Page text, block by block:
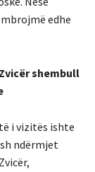
edhe
shembull
i vizitës ishte
ndërmjet